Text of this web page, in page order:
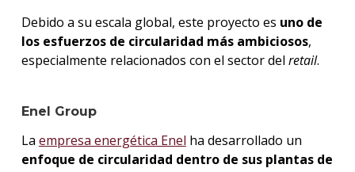
Debido a su escala global, este proyecto es uno de
los esfuerzos de circularidad más ambiciosos,
especialmente relacionados con el sector del retail.
Enel Group
La empresa energética Enel ha desarrollado un
enfoque de circularidad dentro de sus plantas de